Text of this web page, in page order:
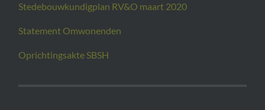
Stedebouwkundigplan RV&O maart 2020
Statement Omwonenden
Oprichtingsakte SBSH